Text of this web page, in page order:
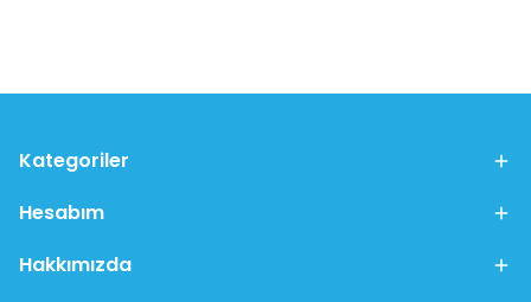
Kategoriler
Hesabım
Hakkımızda